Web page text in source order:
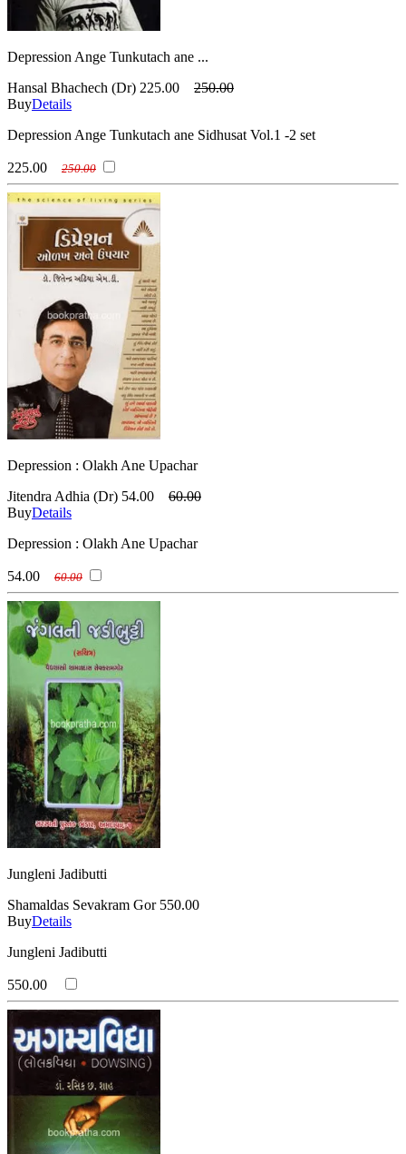
Depression Ange Tunkutach ane ...
Hansal Bhachech (Dr) 225.00
250.00
BuyDetails
Depression Ange Tunkutach ane Sidhusat Vol.1 -2 set
225.00 250.00
Depression : Olakh Ane Upachar
Jitendra Adhia (Dr) 54.00
60.00
BuyDetails
Depression : Olakh Ane Upachar
54.00 60.00
Jungleni Jadibutti
Shamaldas Sevakram Gor 550.00
BuyDetails
Jungleni Jadibutti
550.00